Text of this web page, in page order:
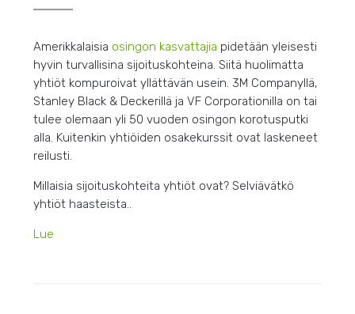
Amerikkalaisia osingon kasvattajia pidetään yleisesti
hyvin turvallisina sijoituskohteina. Siitä huolimatta
yhtiöt kompuroivat yllättävän usein. 3M Companyllä,
Stanley Black & Deckerillä ja VF Corporationilla on tai
tulee olemaan yli 50 vuoden osingon korotusputki
alla. Kuitenkin yhtiöiden osakekurssit ovat laskeneet
reilusti.
Millaisia sijoituskohteita yhtiöt ovat? Selviävätkö
yhtiöt haasteista..
Lue